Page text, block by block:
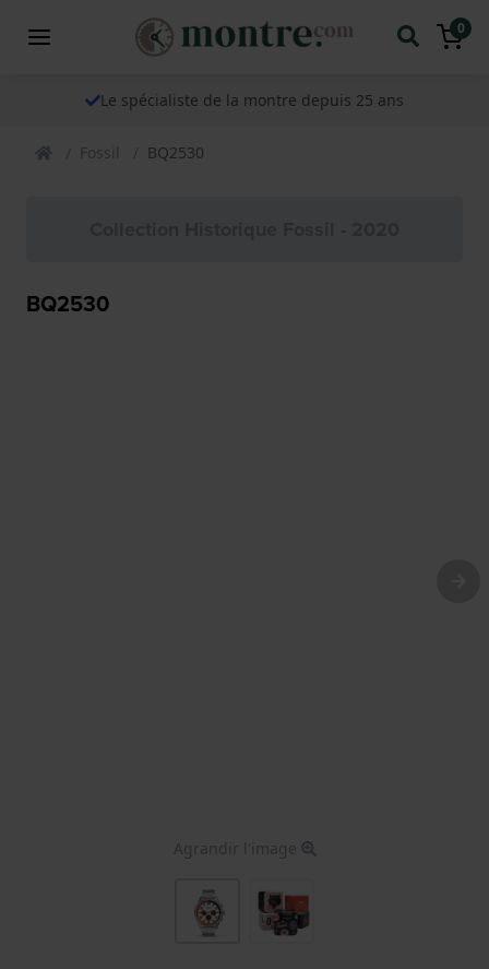
0
Le spécialiste de la montre depuis 25 ans
Fossil BQ2530
BQ2530
Agrandir l'image